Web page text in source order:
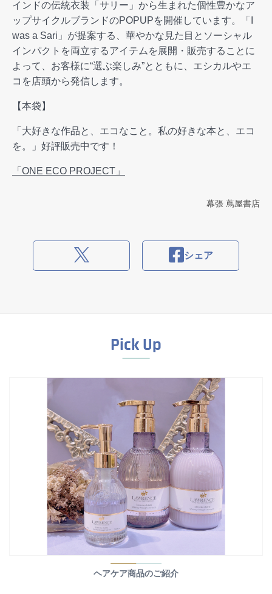
インドの伝統衣装「サリー」から生まれた個性豊かなア
ップサイクルブランドのPOPUPを開催しています。「I
was a Sari」が提案する、華やかな見た目とソーシャル
インパクトを両立するアイテムを展開・販売することに
よって、お客様に“選ぶ楽しみ”とともに、エシカルやエ
コを店頭から発信します。
【本袋】
「大好きな作品と、エコなこと。私の好きな本と、エコ
を。」好評販売中です！
「ONE ECO PROJECT」
幕張 蔦屋書店
シェア
Pick Up
ヘアケア商品のご紹介